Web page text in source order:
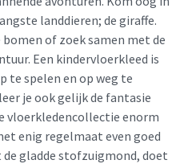
landdieren; de giraffe.
of zoek samen met de
Een kindervloerkleed is
te spelen en op weg te
je ook gelijk de fantasie
vloerkledencollectie enorm
enig regelmaat even goed
gladde stofzuigmond, doet